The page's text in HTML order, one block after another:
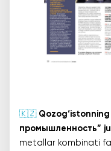
🇰🇿
промышленность”
metallar kombinati